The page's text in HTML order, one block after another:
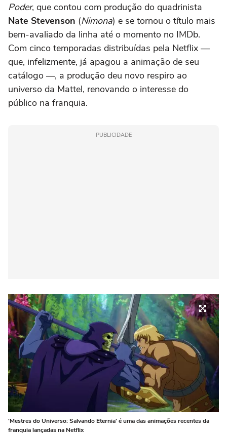
Poder, que contou com produção do quadrinista
Nate Stevenson (Nimona) e se tornou o título mais
bem-avaliado da linha até o momento no IMDb.
Com cinco temporadas distribuídas pela Netflix —
que, infelizmente, já apagou a animação de seu
catálogo —, a produção deu novo respiro ao
universo da Mattel, renovando o interesse do
público na franquia.
PUBLICIDADE
'Mestres do Universo: Salvando Eternia' é uma das animações recentes da
franquia lançadas na Netflix